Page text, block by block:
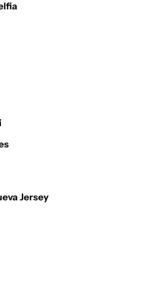
Jersey